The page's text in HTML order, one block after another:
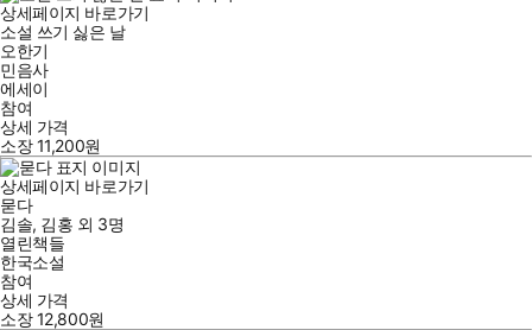
상세페이지 바로가기
소설 쓰기 싫은 날
오한기
민음사
에세이
참여
상세 가격
소장11,200원
상세페이지 바로가기
묻다
김솔, 김홍 외 3명
열린책들
한국소설
참여
상세 가격
소장12,800원